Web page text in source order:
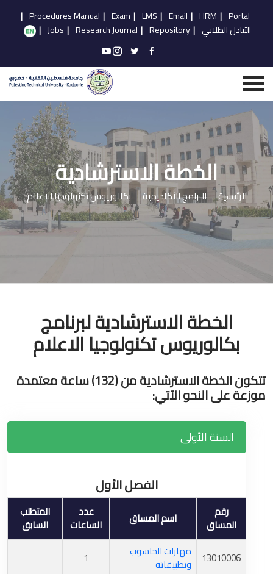
Portal
|
HRM
|
Email
|
LMS
|
Exam
|
Procedures Manual
|
التبادل الطلابي |
Repository
|
Research Journal
|
Jobs
|
الخطة الاسترشادية
الرئيسية البرامج الأكاديمية بكالوريوس تكنولوجيا الاعلام
الخطة الاسترشادية لبرنامج
بكالوريوس تكنولوجيا الاعلام
تتكون الخطة الاسترشادية من (132) ساعة معتمدة
موزعة على النحو الآتي:
السنة الأولى
الفصل الأول
رقم
المساق اسم المساق عدد
الساعات
المتطلب
السابق
13010006
مهارات الحاسوب
وتطبيقاته
1